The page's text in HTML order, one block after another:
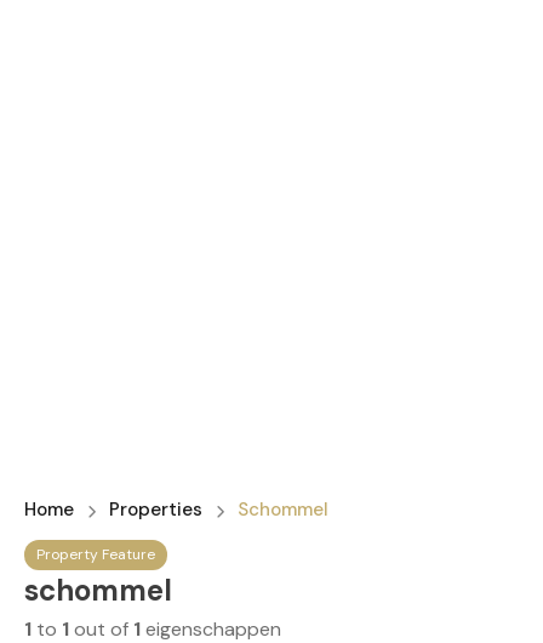
Home Properties Schommel
Property Feature
schommel
1 to 1out of 1eigenschappen